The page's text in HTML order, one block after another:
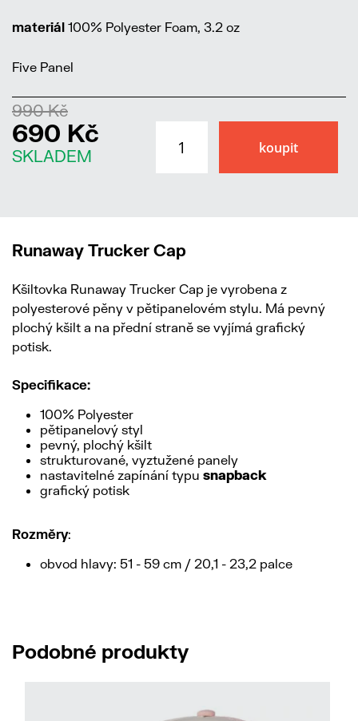
materiál 100% Polyester Foam, 3.2 oz
Five Panel
990 Kč
690 Kč
SKLADEM
Runaway Trucker Cap
Kšiltovka Runaway Trucker Cap je vyrobena z
polyesterové pěny v pětipanelovém stylu. Má pevný
plochý kšilt a na přední straně se vyjímá grafický
potisk.
Specifikace:
100% Polyester
pětipanelový styl
pevný, plochý kšilt
strukturované, vyztužené panely
nastavitelné zapínání typu snapback
grafický potisk
Rozměry:
obvod hlavy: 51 - 59 cm / 20,1 - 23,2 palce
Podobné produkty